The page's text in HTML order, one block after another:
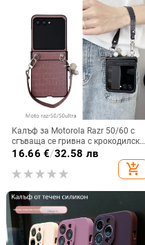
Калъф за Motorola Razr 50/60 с
сгъваща се гривна с крокодилски
релеф
16.66 €/32.58 лв
add_shopping_cart